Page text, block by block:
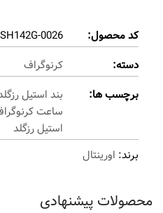
کد محصول:
0026
دسته:
کرنوگراف
برچسب ها:
بند استیل
ساعت
استیل رزگلد
برند: اورینتال
محصولات پیشنهادی